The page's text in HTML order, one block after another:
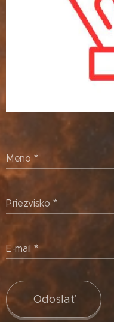
Meno
Priezvisko
E-mail
Odoslať